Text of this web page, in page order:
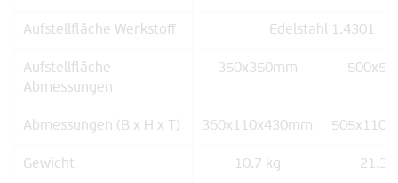
Aufstellfläche Werkstoff Edelstahl 1.4301
Aufstellfläche
Abmessungen
350x350mm
Abmessungen (B x H x T) 360x110x430mm
Gewicht 10.7 kg 21.36